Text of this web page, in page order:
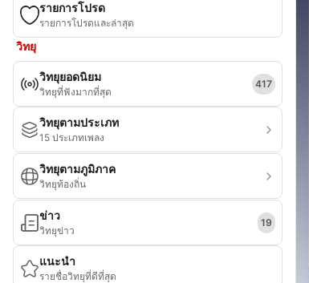
รายการโปรด
รายการโปรดและล่าสุด
วิทยุ
วิทยุยอดนิยม
วิทยุที่ฟังมากที่สุด
417
วิทยุตามประเภท
15 ประเภทเพลง
วิทยุตามภูมิภาค
วิทยุท้องถิ่น
ข่าว
วิทยุข่าว
19
แนะนำ
รายชื่อวิทยุที่ดีที่สุด